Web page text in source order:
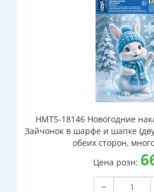
НМТ5-18146 Новогодние
Зайчонок в шарфе и шапке
обеих сторон,
Цена розн:
−